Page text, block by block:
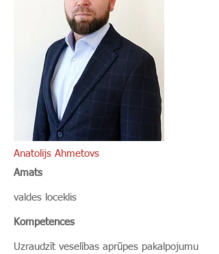
Anatolijs Ahmetovs
Amats
valdes loceklis
Kompetences
​Uzraudzīt veselības aprūpes pakalpojumu